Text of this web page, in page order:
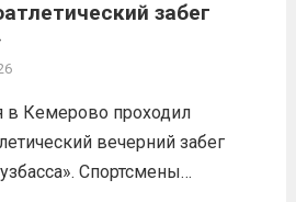
забег
в Кемерово проходил
вечерний забег
Спортсмены